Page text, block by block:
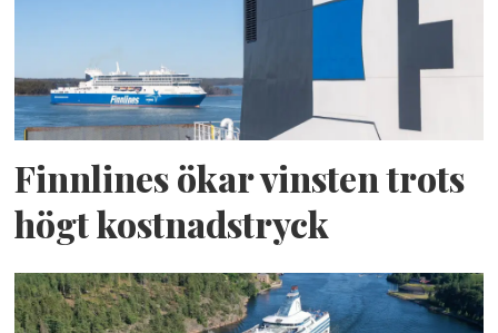
Finnlines ökar vinsten trots
högt kostnadstryck